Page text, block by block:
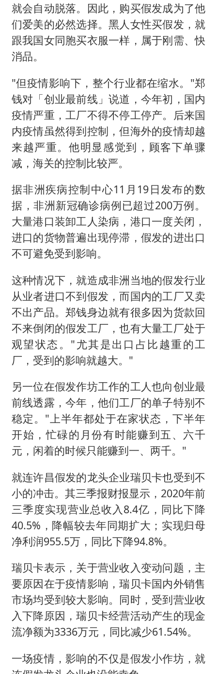
就会自动脱落。因此，购买假发成为了他
们爱美的必然选择。黑人女性买假发，就
跟我国女同胞买衣服一样，属于刚需、快
消品。
"但疫情影响下，整个行业都在缩水。"郑
钱对「创业最前线」说道，今年初，国内
疫情严重，工厂不得不停工停产。后来国
内疫情虽然得到控制，但海外的疫情却越
来越严重。他明显感觉到，顾客下单骤
减，海关的控制比较严。
据非洲疾病控制中心11月19日发布的数
据，非洲新冠确诊病例已超过200万例。
大量港口装卸工人染病，港口一度关闭，
进口的货物普遍出现停滞，假发的进出口
不可避免受到影响。
这种情况下，就造成非洲当地的假发行业
从业者进口不到假发，而国内的工厂又卖
不出产品。郑钱身边就有很多因为货款回
不来倒闭的假发工厂，也有大量工厂处于
观望状态。"尤其是出口占比越重的工
厂，受到的影响就越大。"
另一位在假发作坊工作的工人也向创业最
前线透露，今年，他们工厂的单子特别不
稳定。"上半年都处于在家状态，下半年
开始，忙碌的月份有时能赚到五、六千
元，闲着的时候只能赚到一、两千。"
就连许昌假发的龙头企业瑞贝卡也受到不
小的冲击。其三季报财报显示，2020年前
三季度实现营业总收入8.4亿，同比下降
40.5%，降幅较去年同期扩大；实现归母
净利润955.5万，同比下降94.8%。
瑞贝卡表示，关于营业收入变动问题，主
要原因在于疫情影响，瑞贝卡国内外销售
市场均受到较大影响。同时，受到营业收
入下降原因，瑞贝卡经营活动产生的现金
流净额为3336万元，同比减少61.54%。
一场疫情，影响的不仅是假发小作坊，就